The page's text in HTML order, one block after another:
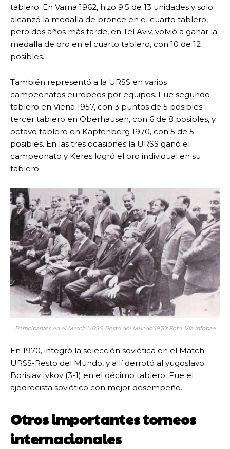
tablero. En Varna 1962, hizo 9.5 de 13 unidades y solo
alcanzó la medalla de bronce en el cuarto tablero,
pero dos años más tarde, en Tel Aviv, volvió a ganar la
medalla de oro en el cuarto tablero, con 10 de 12
posibles.
También representó a la URSS en varios
campeonatos europeos por equipos. Fue segundo
tablero en Viena 1957, con 3 puntos de 5 posibles;
tercer tablero en Oberhausen, con 6 de 8 posibles, y
octavo tablero en Kapfenberg 1970, con 5 de 5
posibles. En las tres ocasiones la URSS ganó el
campeonato y Keres logró el oro individual en su
tablero.
Participantes en el Match URSS-Resto del Mundo 1970: Foto: Vía Infobae
En 1970, integró la selección soviética en el Match
URSS-Resto del Mundo, y allí derrotó al yugoslavo
Borislav Ivkov (3-1) en el décimo tablero. Fue el
ajedrecista soviético con mejor desempeño.
Otros importantes torneos
internacionales